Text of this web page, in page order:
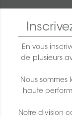
En vous
de plusieurs
Nous
haute
Notre division